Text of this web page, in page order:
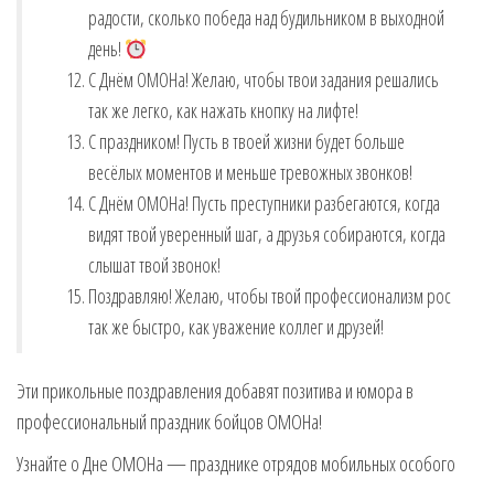
радости, сколько победа над будильником в выходной
день!
С Днём ОМОНа! Желаю, чтобы твои задания решались
так же легко, как нажать кнопку на лифте!
С праздником! Пусть в твоей жизни будет больше
весёлых моментов и меньше тревожных звонков!
С Днём ОМОНа! Пусть преступники разбегаются, когда
видят твой уверенный шаг, а друзья собираются, когда
слышат твой звонок!
Поздравляю! Желаю, чтобы твой профессионализм рос
так же быстро, как уважение коллег и друзей!
Эти прикольные поздравления добавят позитива и юмора в
профессиональный праздник бойцов ОМОНа!
Узнайте о Дне ОМОНа — празднике отрядов мобильных особого